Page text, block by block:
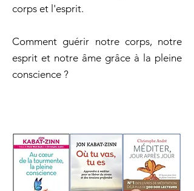
corps et l'esprit.
Comment guérir notre corps, notre
esprit et notre âme grâce à la pleine
conscience ?